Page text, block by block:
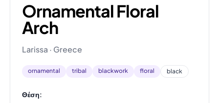
Ornamental Floral
Arch
Larissa · Greece
ornamental tribal blackwork floral black
Θέση: